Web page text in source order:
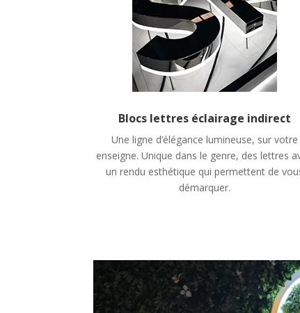
Blocs lettres éclairage indirect
Une ligne d’élégance lumineuse, sur votre
enseigne. Unique dans le genre, des lettres
un rendu esthétique qui permettent de
démarquer.